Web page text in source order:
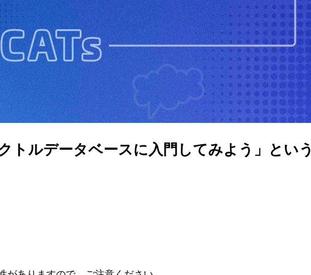
ルデータベースに入門してみよう」とい